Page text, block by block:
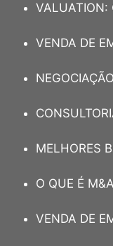
VALUATION:
VENDA DE
MELHORES
O QUE É M&A
VENDA DE